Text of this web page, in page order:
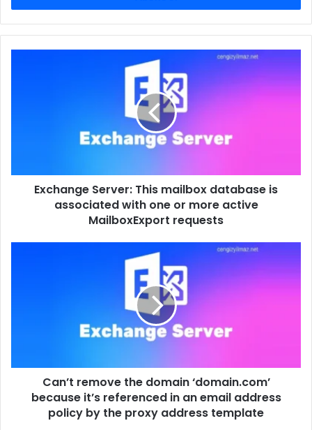
one
Exchange Server: This mailbox database is
associated with one or more active
MailboxExport requests
in
email
Can’t remove the domain ‘domain.com’
because it’s referenced in an email address
policy by the proxy address template